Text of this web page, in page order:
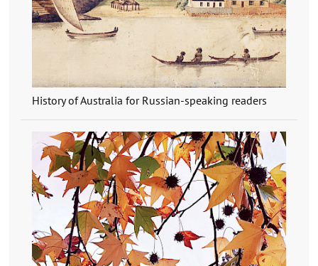
History of Australia for Russian-speaking readers